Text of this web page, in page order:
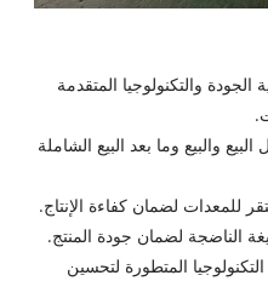
والتكنولوجيا المتقدمة
والبيع وما بعد البيع الشاملة
للمعدات لضمان كفاءة الإنتاج.
الناضجة لضمان جودة المنتج.
المتطورة لتحسين